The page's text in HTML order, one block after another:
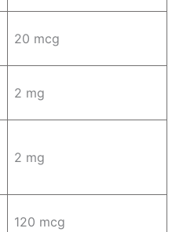
20 mcg
2 mg
2 mg
120 mcg